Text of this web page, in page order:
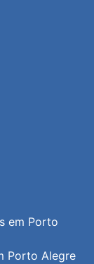
em Porto
Porto Alegre